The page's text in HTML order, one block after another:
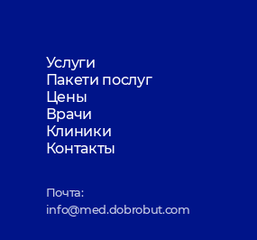
Услуги
Пакети послуг
Цены
Врачи
Клиники
Контакты
Почта:
info@med.dobrobut.com